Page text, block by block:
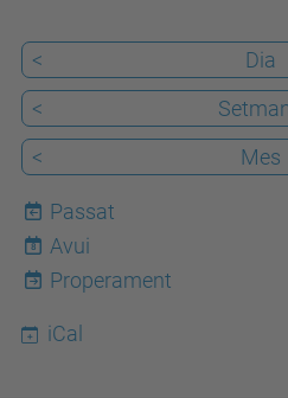
< Dia
<
<
Mes
Passat
8
Avui
Properament
iCal